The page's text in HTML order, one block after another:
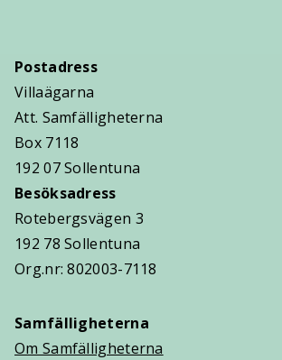
Postadress
Villaägarna
Att. Samfälligheterna
Box 7118
192 07 Sollentuna
Besöksadress
Rotebergsvägen 3
192 78 Sollentuna
Org.nr: 802003-7118
Samfälligheterna
Om Samfälligheterna